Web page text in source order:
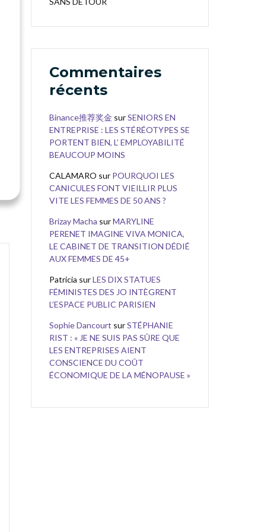
Commentaires
récents
Binance推荐奖金 surSENIORS EN
ENTREPRISE : LES STÉRÉOTYPES SE
PORTENT BIEN, L’ EMPLOYABILITÉ
BEAUCOUP MOINS
CALAMARO sur POURQUOI LES
CANICULES FONT VIEILLIR PLUS
VITE LES FEMMES DE 50 ANS ?
Brizay Macha surMARYLINE
PERENET IMAGINE VIVA MONICA,
LE CABINET DE TRANSITION DÉDIÉ
AUX FEMMES DE 45+
Patricia surLES DIX STATUES
FÉMINISTES DES JO INTÈGRENT
L’ESPACE PUBLIC PARISIEN
Sophie Dancourt surSTÉPHANIE
RIST : « JE NE SUIS PAS SÛRE QUE
LES ENTREPRISES AIENT
CONSCIENCE DU COÛT
ÉCONOMIQUE DE LA MÉNOPAUSE »